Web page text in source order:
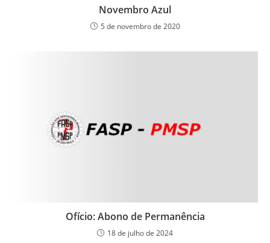
Novembro Azul
5 de novembro de 2020
Ofício: Abono de Permanência
18 de julho de 2024